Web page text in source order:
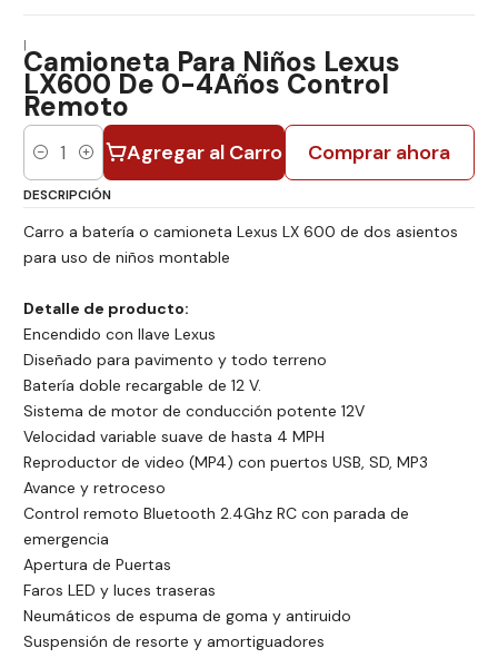
|Camioneta Para Niños Lexus
LX600 De 0-4Años Control
Remoto
Cantidad Agregar al Carro Comprar ahora
DESCRIPCIÓN
Carro a batería o camioneta Lexus LX 600 de dos asientos
para uso de niños montable
Detalle de producto:
Encendido con llave Lexus
Diseñado para pavimento y todo terreno
Batería doble recargable de 12 V.
Sistema de motor de conducción potente 12V
Velocidad variable suave de hasta 4 MPH
Reproductor de video (MP4) con puertos USB, SD, MP3
Avance y retroceso
Control remoto Bluetooth 2.4Ghz RC con parada de
emergencia
Apertura de Puertas
Faros LED y luces traseras
Neumáticos de espuma de goma y antiruido
Suspensión de resorte y amortiguadores